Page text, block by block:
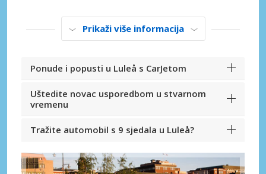
Prikaži više informacija
Ponude i popusti u Luleå s CarJetom
Uštedite novac usporedbom u stvarnom
vremenu
Tražite automobil s 9 sjedala u Luleå?